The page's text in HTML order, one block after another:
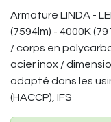
Armature LINDA -
(7594lm) - 4000K
/ corps en
acier inox /
adapté dans les
(HACCP), IFS